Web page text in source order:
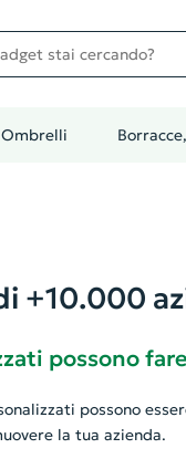
stai cercando?
Ombrelli
+10.000
possono
possono
la tua azienda.